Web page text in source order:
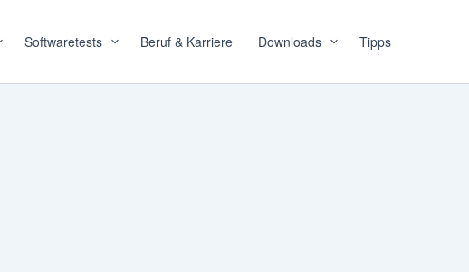
Softwaretests Beruf & Karriere Downloads Tipps